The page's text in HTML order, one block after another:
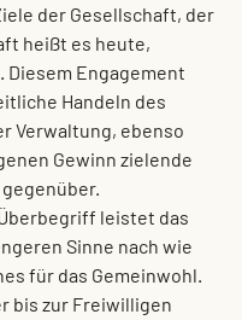
der Gesellschaft, der
heißt es heute,
Engagement
Handeln des
Verwaltung, ebenso
Gewinn zielende
leistet das
Sinne nach wie
für das Gemeinwohl.
bis zur Freiwilligen